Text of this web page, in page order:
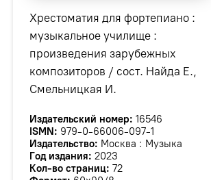
Хрестоматия для фортепиано :
музыкальное училище :
произведения зарубежных
композиторов / сост. Найда Е.,
Смельницкая И.
Издательский номер: 16546
ISMN: 979-0-66006-097-1
Издательство: Москва : Музыка
Год издания: 2023
Кол-во страниц: 72